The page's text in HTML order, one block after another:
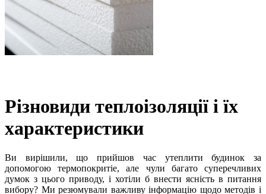
Різновиди теплоізоляції і їх
характеристики
Ви вирішили, що прийшов час утеплити будинок за
допомогою термопокритіе, але чули багато суперечливих
думок з цього приводу, і хотіли б внести ясність в питання
вибору? Ми резюмували важливу інформацію щодо методів і